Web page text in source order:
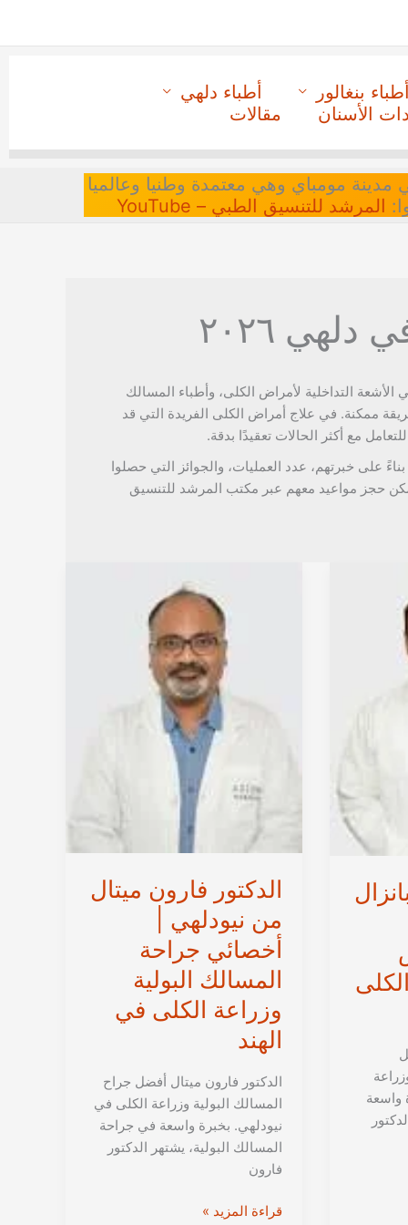
أطباء بنغالور
أطباء دلهي
الأسنان مقالات
في مدينة مومباي وهي معتمدة وطنيا وعالميا
المرشد للتنسيق الطبي – YouTube
٢٠٢٦
التداخلية لأمراض الكلى، وأطباء المسالك
ممكنة. في علاج أمراض الكلى الفريدة التي قد
مع أكثر الحالات تعقيدًا بدقة.
على خبرتهم، عدد العمليات، والجوائز التي حصلوا
حجز مواعيد معهم عبر مكتب المرشد للتنسيق
واسعة
الدكتور فارون ميتال
من نيودلهي |
أخصائي جراحة
المسالك البولية
وزراعة الكلى في
الهند
الدكتور فارون ميتال أفضل جراح
المسالك البولية وزراعة الكلى في
نيودلهي. بخبرة واسعة في جراحة
المسالك البولية، يشتهر الدكتور
فارون
الدكتور
قراءة المزيد »